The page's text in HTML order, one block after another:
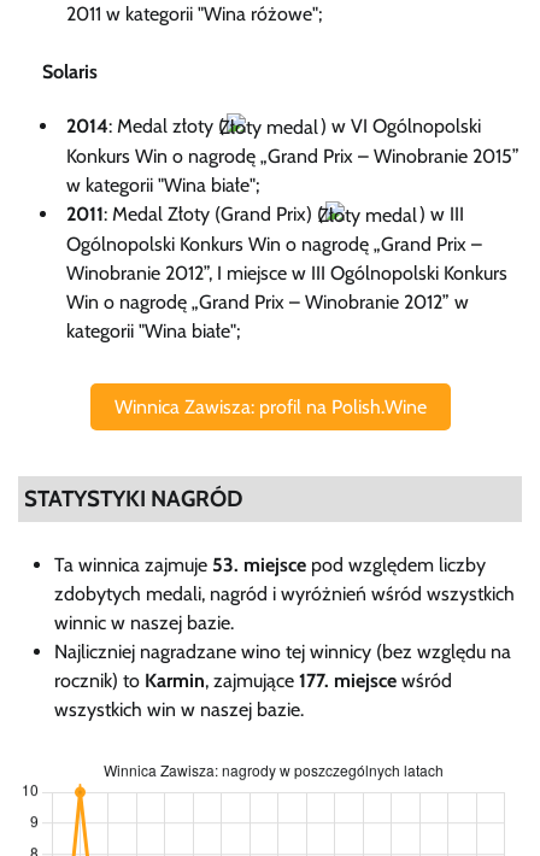
2011 w kategorii "Wina różowe";
Solaris
2014: Medal złoty (
) w VI Ogólnopolski
Konkurs Win o nagrodę „Grand Prix – Winobranie 2015”
w kategorii "Wina białe";
2011: Medal Złoty (Grand Prix) (
) w III
Ogólnopolski Konkurs Win o nagrodę „Grand Prix –
Winobranie 2012”, I miejsce w III Ogólnopolski Konkurs
Win o nagrodę „Grand Prix – Winobranie 2012” w
kategorii "Wina białe";
Winnica Zawisza: profil na Polish.Wine
STATYSTYKI NAGRÓD
Ta winnica zajmuje 53. miejsce pod względem liczby
zdobytych medali, nagród i wyróżnień wśród wszystkich
winnic w naszej bazie.
Najliczniej nagradzane wino tej winnicy (bez względu na
rocznik) to Karmin, zajmujące 177. miejsce wśród
wszystkich win w naszej bazie.